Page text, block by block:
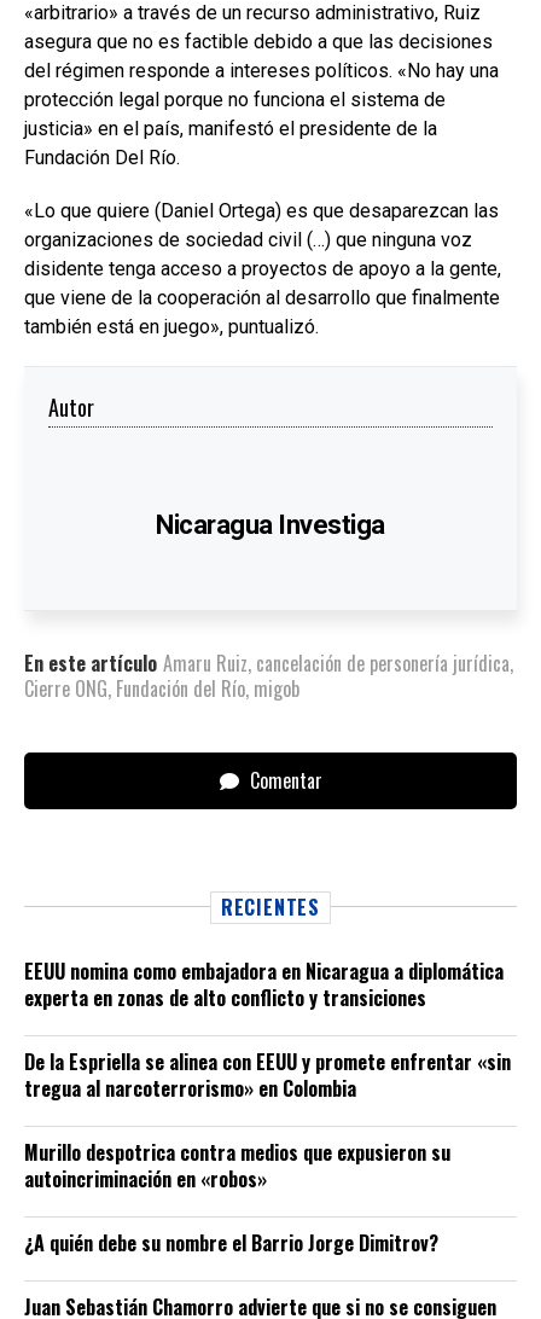
«arbitrario» a través de un recurso administrativo, Ruiz
asegura que no es factible debido a que las decisiones
del régimen responde a intereses políticos. «No hay una
protección legal porque no funciona el sistema de
justicia» en el país, manifestó el presidente de la
Fundación Del Río.
«Lo que quiere (Daniel Ortega) es que desaparezcan las
organizaciones de sociedad civil (…) que ninguna voz
disidente tenga acceso a proyectos de apoyo a la gente,
que viene de la cooperación al desarrollo que finalmente
también está en juego», puntualizó.
Autor
Nicaragua Investiga
En este artículo Amaru Ruiz, cancelación de personería jurídica,
Cierre ONG, Fundación del Río, migob
Comentar
RECIENTES
EEUU nomina como embajadora en Nicaragua a diplomática
experta en zonas de alto conflicto y transiciones
De la Espriella se alinea con EEUU y promete enfrentar «sin
tregua al narcoterrorismo» en Colombia
Murillo despotrica contra medios que expusieron su
autoincriminación en «robos»
¿A quién debe su nombre el Barrio Jorge Dimitrov?
Juan Sebastián Chamorro advierte que si no se consiguen